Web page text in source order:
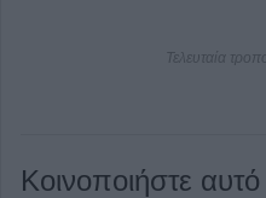
Τελευταία
Κοινοποιήστε